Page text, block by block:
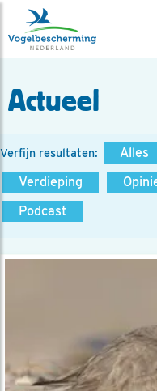
Actueel
Verfijn resultaten: Alles
Verdieping
Podcast